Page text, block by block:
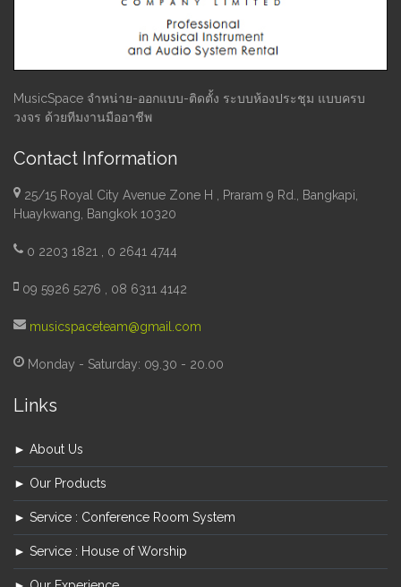
MusicSpace จำหน่าย-ออกแบบ-ติดตั้ง ระบบห้องประชุม แบบครบ
วงจร ด้วยทีมงานมืออาชีพ
Contact Information
25/15 Royal City Avenue Zone H , Praram 9 Rd., Bangkapi,
Huaykwang, Bangkok 10320
0 2203 1821 , 0 2641 4744
09 5926 5276 , 08 6311 4142
musicspaceteam@gmail.com
Monday - Saturday: 09.30 - 20.00
Links
► About Us
► Our Products
► Service : Conference Room System
► Service : House of Worship